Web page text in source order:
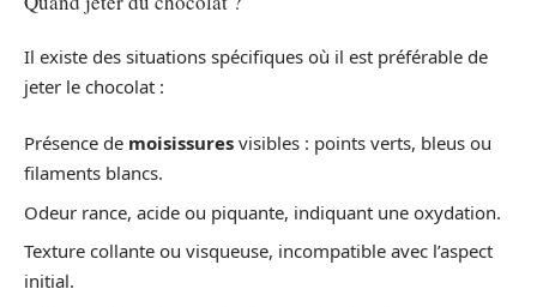
Il existe des situations spécifiques où il est préférable de
jeter le chocolat :
Présence de moisissures visibles : points verts, bleus ou
filaments blancs.
Odeur rance, acide ou piquante, indiquant une oxydation.
Texture collante ou visqueuse, incompatible avec l’aspect
initial.